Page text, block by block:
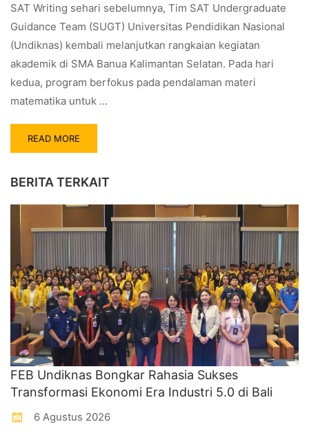
SAT Writing sehari sebelumnya, Tim SAT Undergraduate
Guidance Team (SUGT) Universitas Pendidikan Nasional
(Undiknas) kembali melanjutkan rangkaian kegiatan
akademik di SMA Banua Kalimantan Selatan. Pada hari
kedua, program berfokus pada pendalaman materi
matematika untuk …
READ MORE
BERITA TERKAIT
FEB Undiknas Bongkar Rahasia Sukses
Transformasi Ekonomi Era Industri 5.0 di Bali
6 Agustus 2026